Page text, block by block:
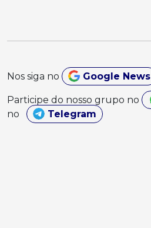
Nos siga no Google News
Participe do nosso grupo no
no
Telegram